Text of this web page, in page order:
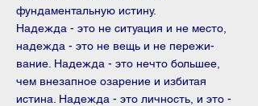
фундаментальную истину.
Наде­жда - это не ситуация и не место,
надежда - это не вещь и не пережи­
вание. Надежда - это нечто большее,
чем внезапное озарение и избитая
истина. Надежда - это личность, и это -